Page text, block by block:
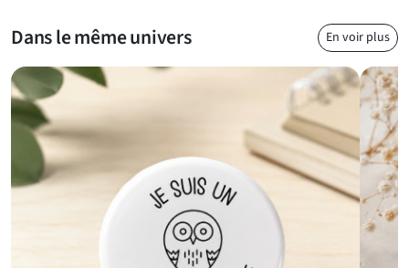
Dans le même univers En voir plus